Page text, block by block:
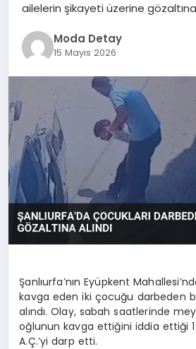
MAGAZIN
SAĞLIK
SPOR
TEKNOLOJI
ailelerin şikayeti üzerine gözaltına
Moda Detay
15 Mayıs 2026
Şanlıurfa’nın Eyüpkent
kavga eden iki çocuğu darbeden
alındı. Olay, sabah saatlerinde
oğlunun kavga ettiğini iddia ettiği
A.Ç.’yi darp etti.